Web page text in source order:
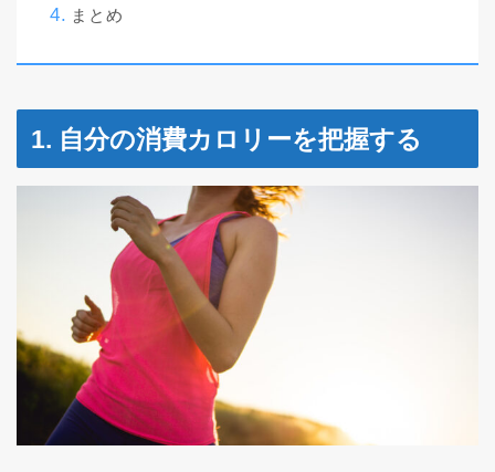
まとめ
1. 自分の消費カロリーを把握する